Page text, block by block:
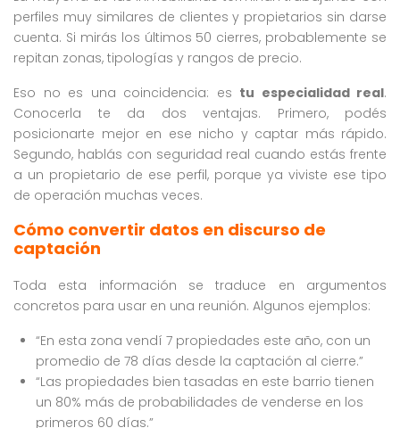
perfiles muy similares de clientes y propietarios sin darse
cuenta. Si mirás los últimos 50 cierres, probablemente se
repitan zonas, tipologías y rangos de precio.
Eso no es una coincidencia: es tu especialidad real.
Conocerla te da dos ventajas. Primero, podés
posicionarte mejor en ese nicho y captar más rápido.
Segundo, hablás con seguridad real cuando estás frente
a un propietario de ese perfil, porque ya viviste ese tipo
de operación muchas veces.
Cómo convertir datos en discurso de
captación
Toda esta información se traduce en argumentos
concretos para usar en una reunión. Algunos ejemplos:
“En esta zona vendí 7 propiedades este año, con un
promedio de 78 días desde la captación al cierre.”
“Las propiedades bien tasadas en este barrio tienen
un 80% más de probabilidades de venderse en los
primeros 60 días.”